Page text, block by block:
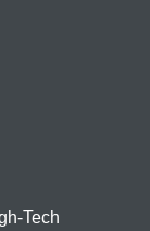
Tech